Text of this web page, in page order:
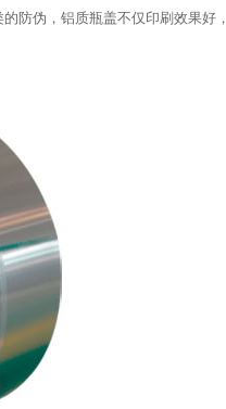
防伪，铝质瓶盖不仅印刷效果好，